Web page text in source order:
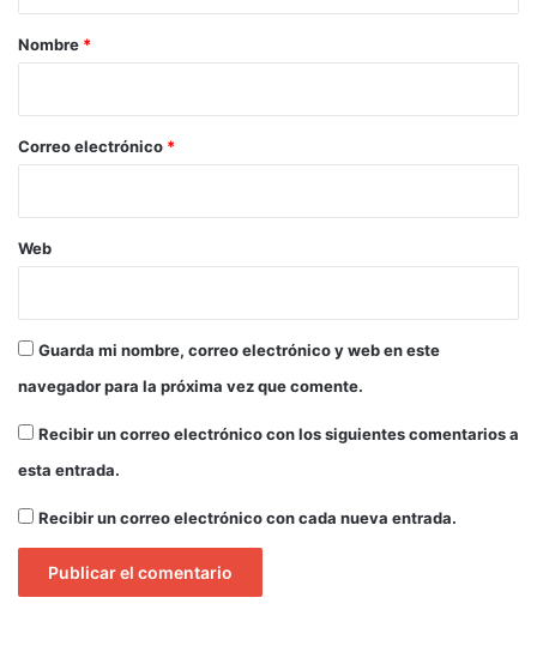
r
*
Nombre *
Correo electrónico *
Web
Guarda mi nombre, correo electrónico y web en este
navegador para la próxima vez que comente.
Recibir un correo electrónico con los siguientes comentarios a
esta entrada.
Recibir un correo electrónico con cada nueva entrada.